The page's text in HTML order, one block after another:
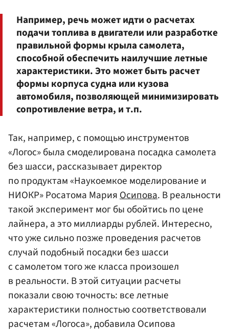
Например, речь может идти о расчетах
подачи топлива в двигатели или разработке
правильной формы крыла самолета,
способной обеспечить наилучшие летные
характеристики. Это может быть расчет
формы корпуса судна или кузова
автомобиля, позволяющей минимизировать
сопротивление ветра, и т.п.
Так, например, с помощью инструментов
«Логос» была смоделирована посадка самолета
без шасси, рассказывает директор
по продуктам «Наукоемкое моделирование и
НИОКР» Росатома МарияОсипова. В реальности
такой эксперимент мог бы обойтись по цене
лайнера, а это миллиарды рублей. Интересно,
что уже сильно позже проведения расчетов
случай подобный посадки без шасси
с самолетом того же класса произошел
в реальности. В этой ситуации расчеты
показали свою точность: все летные
характеристики полностью соответствовали
расчетам «Логоса», добавила Осипова